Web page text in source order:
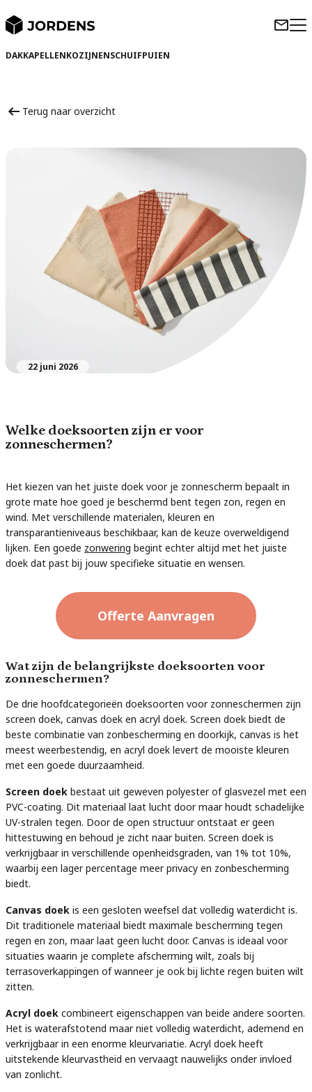
DAKKAPELLENKOZIJNENSCHUIFPUIEN
Terug naar overzicht
22 juni 2026
Welke doeksoorten zijn er voor
zonneschermen?
Het kiezen van het juiste doek voor je zonnescherm bepaalt in
grote mate hoe goed je beschermd bent tegen zon, regen en
wind. Met verschillende materialen, kleuren en
transparantieniveaus beschikbaar, kan de keuze overweldigend
lijken. Een goede zonwering begint echter altijd met het juiste
doek dat past bij jouw specifieke situatie en wensen.
Offerte Aanvragen
Wat zijn de belangrijkste doeksoorten voor
zonneschermen?
De drie hoofdcategorieën doeksoorten voor zonneschermen zijn
screen doek, canvas doek en acryl doek. Screen doek biedt de
beste combinatie van zonbescherming en doorkijk, canvas is het
meest weerbestendig, en acryl doek levert de mooiste kleuren
met een goede duurzaamheid.
Screen doek bestaat uit geweven polyester of glasvezel met een
PVC-coating. Dit materiaal laat lucht door maar houdt schadelijke
UV-stralen tegen. Door de open structuur ontstaat er geen
hittestuwing en behoud je zicht naar buiten. Screen doek is
verkrijgbaar in verschillende openheidsgraden, van 1% tot 10%,
waarbij een lager percentage meer privacy en zonbescherming
biedt.
Canvas doek is een gesloten weefsel dat volledig waterdicht is.
Dit traditionele materiaal biedt maximale bescherming tegen
regen en zon, maar laat geen lucht door. Canvas is ideaal voor
situaties waarin je complete afscherming wilt, zoals bij
terrasoverkappingen of wanneer je ook bij lichte regen buiten wilt
zitten.
Acryl doek combineert eigenschappen van beide andere soorten.
Het is waterafstotend maar niet volledig waterdicht, ademend en
verkrijgbaar in een enorme kleurvariatie. Acryl doek heeft
uitstekende kleurvastheid en vervaagt nauwelijks onder invloed
van zonlicht.